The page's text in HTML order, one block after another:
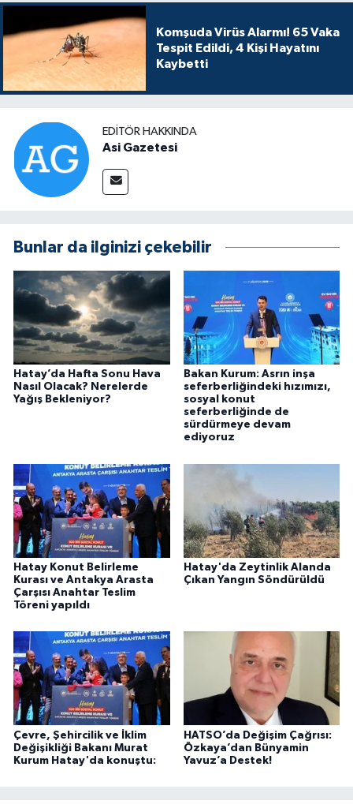
Komşuda Virüs Alarmı! 65 Vaka
Tespit Edildi, 4 Kişi Hayatını
Kaybetti
EDITÖR HAKKINDA
Asi Gazetesi
Bunlar da ilginizi çekebilir
Hatay’da Hafta Sonu Hava
Nasıl Olacak? Nerelerde
Yağış Bekleniyor?
Bakan Kurum: Asrın inşa
seferberliğindeki hızımızı,
sosyal konut
seferberliğinde de
sürdürmeye devam
ediyoruz
Hatay Konut Belirleme
Kurası ve Antakya Arasta
Çarşısı Anahtar Teslim
Töreni yapıldı
Hatay'da Zeytinlik Alanda
Çıkan Yangın Söndürüldü
Çevre, Şehircilik ve İklim
Değişikliği Bakanı Murat
Kurum Hatay'da konuştu:
HATSO’da Değişim Çağrısı:
Özkaya’dan Bünyamin
Yavuz’a Destek!